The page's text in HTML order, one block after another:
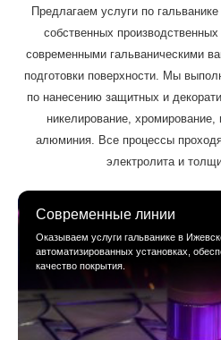
Предлагаем услуги по
собственных
современными гальваническими
подготовки поверхности. Мы
по нанесению защитных и
никелирование,
алюминия. Все процессы
электролита и
Современные линии
Оказываем услуги гальванике в
автоматизированных установках,
качество покрытия.